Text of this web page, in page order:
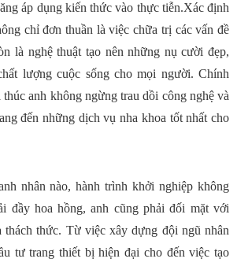
áp dụng kiến thức vào thực tiễn.Xác định
chỉ đơn thuần là việc chữa trị các vấn đề
là nghệ thuật tạo nên những nụ cười đẹp,
lượng cuộc sống cho mọi người. Chính
anh không ngừng trau dồi công nghệ và
đến những dịch vụ nha khoa tốt nhất cho
nhân nào, hành trình khởi nghiệp không
đầy hoa hồng, anh cũng phải đối mặt với
thức. Từ việc xây dựng đội ngũ nhân
tư trang thiết bị hiện đại cho đến việc tạo